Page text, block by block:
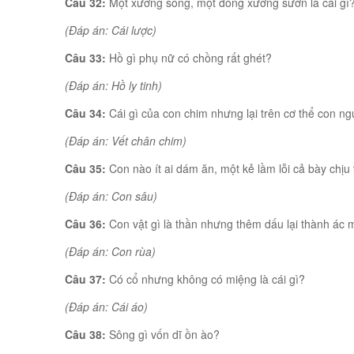
(Đáp án: Cái lược)
Câu 33: Hồ gì phụ nữ có chồng rất ghét?
(Đáp án: Hồ ly tinh)
Câu 34: Cái gì của con chim nhưng lại trên cơ thể con
(Đáp án: Vết chân chim)
Câu 35: Con nào ít ai dám ăn, một kẻ lầm lỗi cả bày chịu
(Đáp án: Con sâu)
Câu 36: Con vật gì là thần nhưng thêm dấu lại thành ác
(Đáp án: Con rùa)
Câu 37: Có cổ nhưng không có miệng là cái gì?
(Đáp án: Cái áo)
Câu 38: Sông gì vốn dĩ ồn ào?